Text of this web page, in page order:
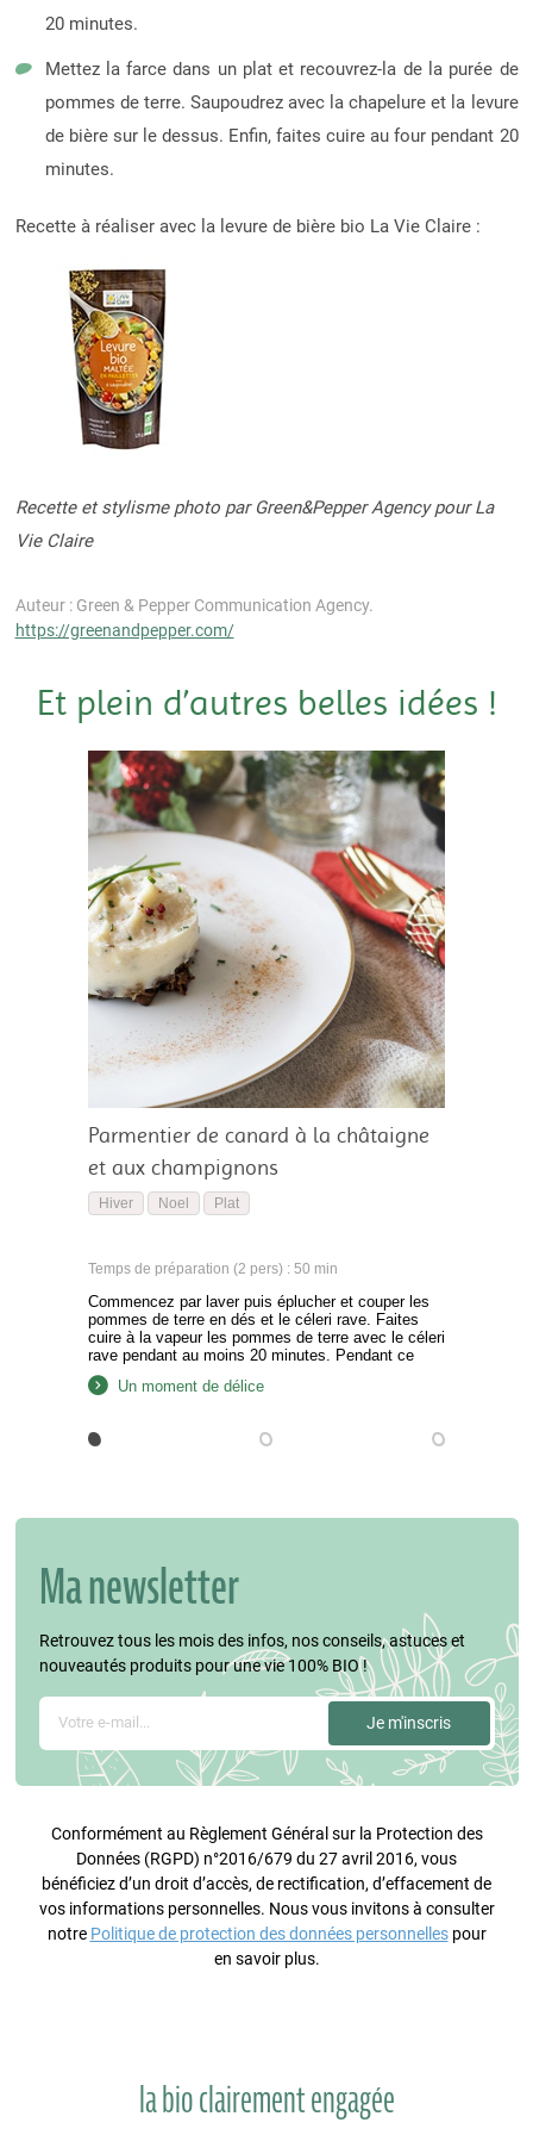
20 minutes.
Mettez la farce dans un plat et recouvrez-la de la purée de
pommes de terre. Saupoudrez avec la chapelure et la levure
de bière sur le dessus. Enfin, faites cuire au four pendant 20
minutes.
Recette à réaliser avec la levure de bière bio La Vie Claire :
Recette et stylisme photo par Green&Pepper Agency pour La
Vie Claire
Auteur : Green & Pepper Communication Agency.
https://greenandpepper.com/
Et plein d’autres belles idées !
Parmentier de canard à la châtaigne
et aux champignons
Hiver Noel Plat
Temps de préparation (2 pers) : 50 min
Commencez par laver puis éplucher et couper les
pommes de terre en dés et le céleri rave. Faites
cuire à la vapeur les pommes de terre avec le céleri
rave pendant au moins 20 minutes. Pendant ce
temps, découpez le Brillat Savarin en petit
morceaux et émincez très finement l’ail et l’oignon.
Un moment de délice
Ma newsletter
Retrouvez tous les mois des infos, nos conseils, astuces et
nouveautés produits pour une vie 100% BIO !
Conformément au Règlement Général sur la Protection des
Données (RGPD) n°2016/679 du 27 avril 2016, vous
bénéficiez d’un droit d’accès, de rectification, d’effacement de
vos informations personnelles. Nous vous invitons à consulter
notre Politique de protection des données personnellespour
en savoir plus.
la bio clairement engagée